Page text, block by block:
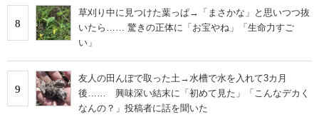
8
草刈り中に見つけた葉っぱ→「まさかな」と思いつつ抜
いたら…… 驚きの正体に「お宝やね」「生命力すご
い」
9
友人の田んぼで取った土→水槽で水を入れて3カ月
後…… 興味深い結末に「初めて見た」「こんなデカく
なんの？」投稿者に話を聞いた